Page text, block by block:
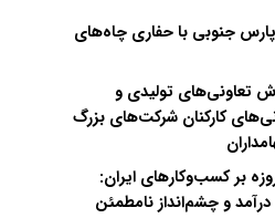
جنوبی با حفاری چاه‌های
تعاونی‌های تولیدی و
کارکنان شرکت‌های بزرگ
جنگ ۱۲ روزه بر کسب‌وکارهای ایران:
و چشم‌انداز نامطمئن